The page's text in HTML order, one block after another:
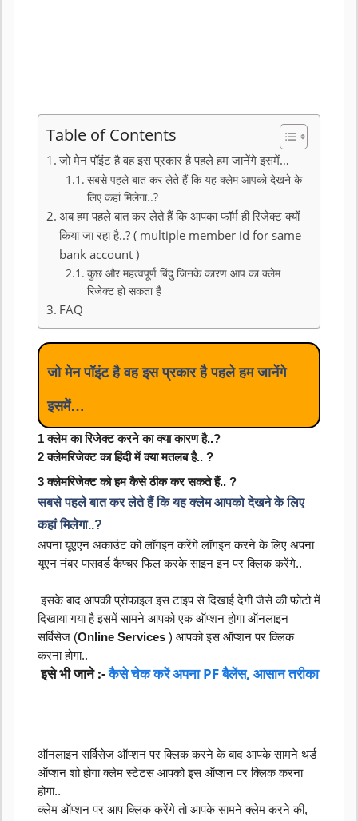
Table of Contents
जो मेन पॉइंट है वह इस प्रकार है पहले हम जानेंगे इसमें…
सबसे पहले बात कर लेते हैं कि यह क्लेम आपको देखने के
लिए कहां मिलेगा..?
अब हम पहले बात कर लेते हैं कि आपका फॉर्म ही रिजेक्ट क्यों
किया जा रहा है..? ( multiple member id for same
bank account )
कुछ और महत्वपूर्ण बिंदु जिनके कारण आप का क्लेम
रिजेक्ट हो सकता है
FAQ
जो मेन पॉइंट है वह इस प्रकार है पहले हम जानेंगे
इसमें…
1 क्लेम का रिजेक्ट करने का क्या कारण है..?
2 क्लेमरिजेक्ट का हिंदी में क्या मतलब है.. ?
3 क्लेमरिजेक्ट को हम कैसे ठीक कर सकते हैं.. ?
सबसे पहले बात कर लेते हैं कि यह क्लेम आपको देखने के लिए
कहां मिलेगा..?
अपना यूएएन अकाउंट को लॉगइन करेंगे लॉगइन करने के लिए अपना
यूएन नंबर पासवर्ड कैप्चर फिल करके साइन इन पर क्लिक करेंगे..
इसके बाद आपकी प्रोफाइल इस टाइप से दिखाई देगी जैसे की फोटो में
दिखाया गया है इसमें सामने आपको एक ऑप्शन होगा ऑनलाइन
सर्विसेज (Online Services ) आपको इस ऑप्शन पर क्लिक
करना होगा..
इसे भी जाने :-कैसे चेक करें अपना PF बैलेंस, आसान तरीका
ऑनलाइन सर्विसेज ऑप्शन पर क्लिक करने के बाद आपके सामने थर्ड
ऑप्शन शो होगा क्लेम स्टेटस आपको इस ऑप्शन पर क्लिक करना
होगा..
क्लेम ऑप्शन पर आप क्लिक करेंगे तो आपके सामने क्लेम करने की,